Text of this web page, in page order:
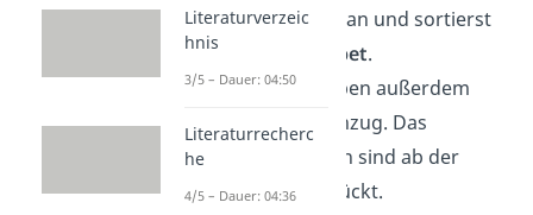
Quellen vollständig
an und sortierst
sienach dem Alphabet.
Quellenangaben haben außerdem
einen hängenden Einzug. Das
bedeutet, die Quellen sind ab der
zweiten Zeile eingerückt.
Literaturverzeic
hnis
3/5 – Dauer: 04:50
Literaturrecherc
he
4/5 – Dauer: 04:36